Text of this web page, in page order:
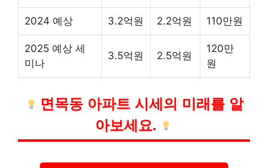
2024 예상 3.2억원 2.2억원 110만원
2025 예상 세
미나
3.5억원 2.5억원
120만
원
면목동 아파트 시세의 미래를 알
아보세요.